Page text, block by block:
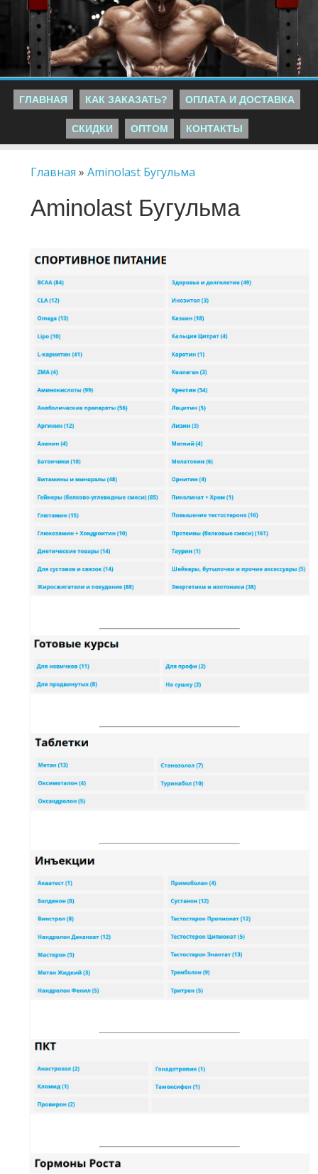
ГЛАВНАЯ КАК ЗАКАЗАТЬ? ОПЛАТА И ДОСТАВКА
СКИДКИ ОПТОМ КОНТАКТЫ
Главная »Aminolast Бугульма
Aminolast Бугульма